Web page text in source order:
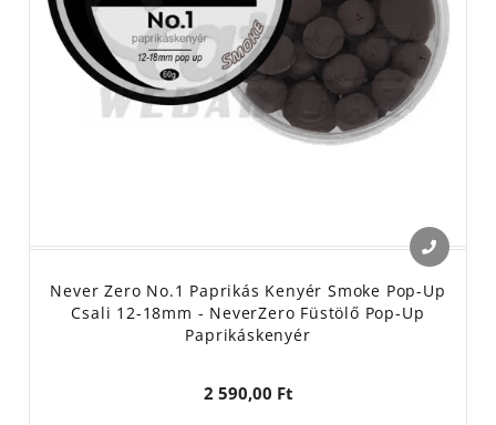
Never Zero No.1 Paprikás Kenyér Smoke Pop-Up
Csali 12-18mm - NeverZero Füstölő Pop-Up
Paprikáskenyér
2 590,00 Ft